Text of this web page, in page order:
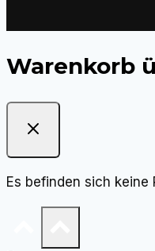
Warenkorb
Es befinden sich keine